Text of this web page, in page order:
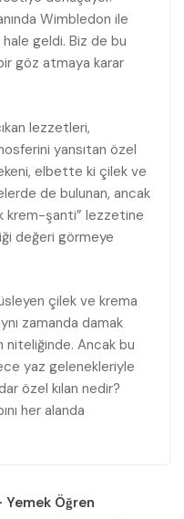
Wimbledon ile
hale geldi. Biz de bu
göz atmaya karar
lezzetleri,
yansıtan özel
elbette ki çilek ve
de bulunan, ancak
krem-şanti” lezzetine
değeri görmeye
çilek ve krema
zamanda damak
Ancak bu
yaz gelenekleriyle
özel kılan nedir?
her alanda
Yemek Öğren